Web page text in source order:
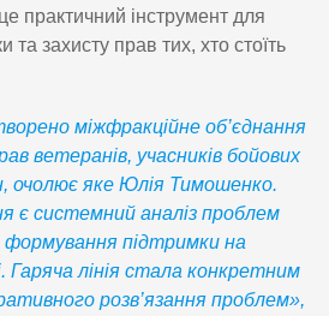
практичний інструмент для
та захисту прав тих, хто стоїть
міжфракційне об’єднання
ветеранів, учасників бойових
очолює яке Юлія Тимошенко.
є системний аналіз проблем
підтримки на
Гаряча лінія стала конкретним
розв’язання проблем»,